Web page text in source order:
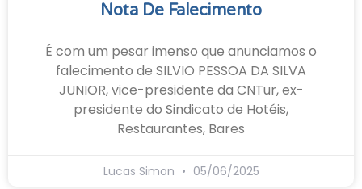
Nota De Falecimento
É com um pesar imenso que anunciamos o
falecimento de SILVIO PESSOA DA SILVA
JUNIOR, vice-presidente da CNTur, ex-
presidente do Sindicato de Hotéis,
Restaurantes, Bares
Lucas Simon 05/06/2025